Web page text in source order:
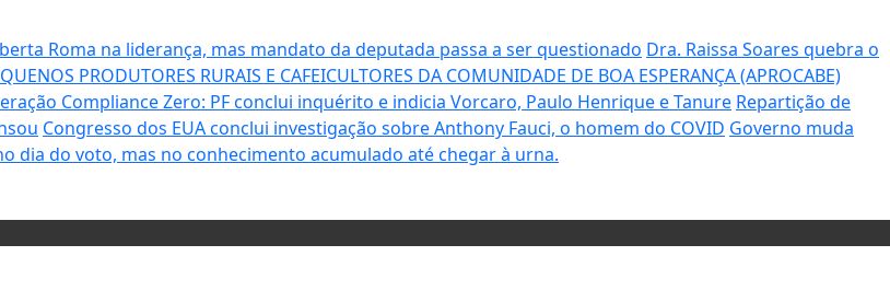
Roma na liderança, mas mandato da deputada passa a ser questionado Dra. Raissa Soares quebra o
PRODUTORES RURAIS E CAFEICULTORES DA COMUNIDADE DE BOA ESPERANÇA (APROCABE)
Compliance Zero: PF conclui inquérito e indicia Vorcaro, Paulo Henrique e Tanure Repartição de
Congresso dos EUA conclui investigação sobre Anthony Fauci, o homem do COVID Governo muda
dia do voto, mas no conhecimento acumulado até chegar à urna.